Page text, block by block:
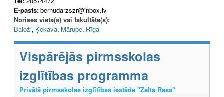
E-pasts:bernudarzszr@inbox.lv
Norises vieta(s) vai fakultāte(s):
Baloži, Ķekava, Mārupe, Rīga
Vispārējās pirmsskolas
izglītības programma
Privātā pirmsskolas izglītības iestāde "Zelta Rasa"